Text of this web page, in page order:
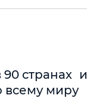
90 странах и
всему миру